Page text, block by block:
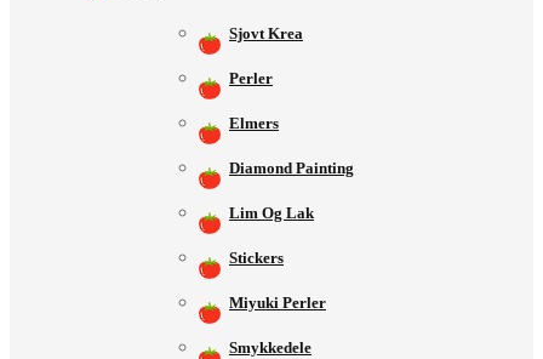
Sjovt Krea
Perler
Elmers
Diamond Painting
Lim Og Lak
Stickers
Miyuki Perler
Smykkedele